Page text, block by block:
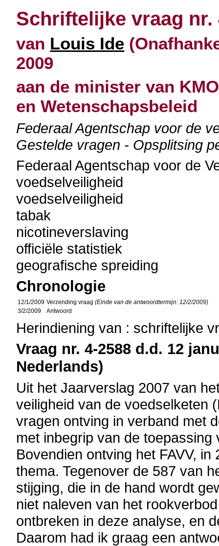
Schriftelijke vraag nr.
van Louis Ide
2009
aan de minister van
en Wetenschapsbeleid
Federaal Agentschap voor de
Gestelde vragen - Opsplitsing
Federaal Agentschap voor de
voedselveiligheid
voedselveiligheid
tabak
nicotineverslaving
officiële statistiek
geografische spreiding
Chronologie
12/1/2009 Verzending vraag(Einde van de antwoordtermijn: 12/2/2009)
3/2/2009
Antwoord
Herindiening van : schriftelijke
Vraag nr. 4-2588 d.d. 12
Nederlands)
Uit het Jaarverslag 2007 van
veiligheid van de voedselketen
vragen ontving in verband met
met inbegrip van de
Bovendien ontving het FAVV,
thema. Tegenover de 587 van
stijging, die in de hand wordt
niet naleven van het
ontbreken in deze analyse, en
Daarom had ik graag een